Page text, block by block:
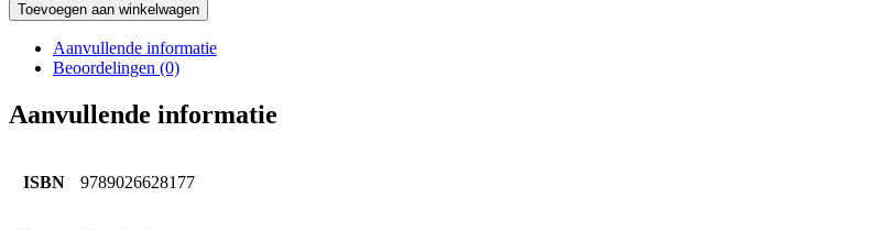
Toevoegen aan winkelwagen
Aanvullende informatie
Beoordelingen (0)
Aanvullende informatie
ISBN 9789026628177